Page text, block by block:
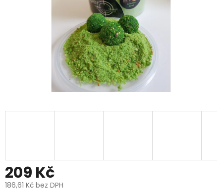
209 Kč
186,61 Kč bez DPH